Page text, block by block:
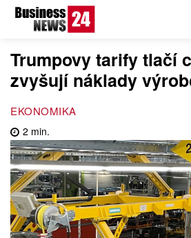
Trumpovy tarify tlačí
zvyšují náklady
EKONOMIKA
2 min.